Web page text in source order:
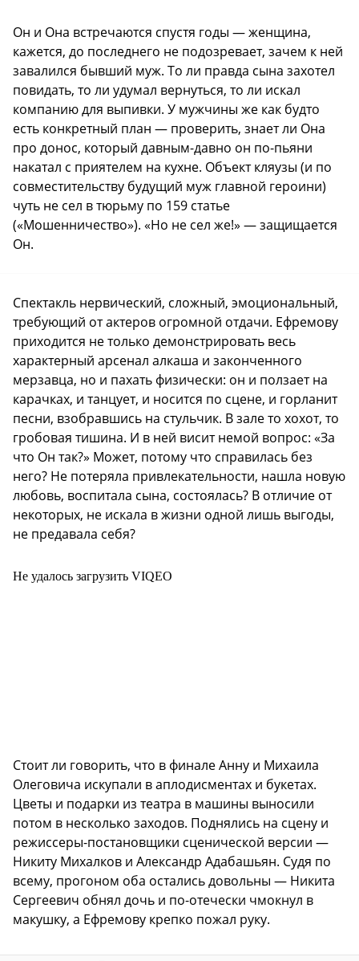
Он и Она встречаются спустя годы — женщина,
кажется, до последнего не подозревает, зачем к ней
завалился бывший муж. То ли правда сына захотел
повидать, то ли удумал вернуться, то ли искал
компанию для выпивки. У мужчины же как будто
есть конкретный план — проверить, знает ли Она
про донос, который давным-давно он по-пьяни
накатал с приятелем на кухне. Объект кляузы (и по
совместительству будущий муж главной героини)
чуть не сел в тюрьму по 159 статье
(«Мошенничество»). «Но не сел же!» — защищается
Он.
Спектакль нервический, сложный, эмоциональный,
требующий от актеров огромной отдачи. Ефремову
приходится не только демонстрировать весь
характерный арсенал алкаша и законченного
мерзавца, но и пахать физически: он и ползает на
карачках, и танцует, и носится по сцене, и горланит
песни, взобравшись на стульчик. В зале то хохот, то
гробовая тишина. И в ней висит немой вопрос: «За
что Он так?» Может, потому что справилась без
него? Не потеряла привлекательности, нашла новую
любовь, воспитала сына, состоялась? В отличие от
некоторых, не искала в жизни одной лишь выгоды,
не предавала себя?
Не удалось загрузить VIQEO
Стоит ли говорить, что в финале Анну и Михаила
Олеговича искупали в аплодисментах и букетах.
Цветы и подарки из театра в машины выносили
потом в несколько заходов. Поднялись на сцену и
режиссеры-постановщики сценической версии —
Никиту Михалков и Александр Адабашьян. Судя по
всему, прогоном оба остались довольны — Никита
Сергеевич обнял дочь и по-отечески чмокнул в
макушку, а Ефремову крепко пожал руку.